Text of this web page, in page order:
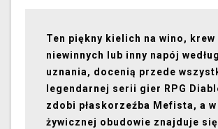
Ten piękny kielich na wino, krew
niewinnych lub inny napój według
uznania, docenią przede
legendarnej serii gier RPG
zdobi płaskorzeźba Mefista, a w
żywicznej obudowie znajduje się